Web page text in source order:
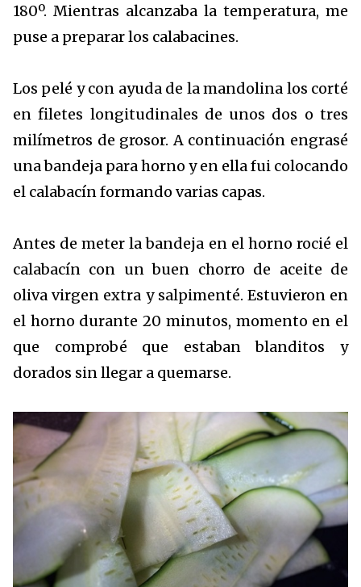
180º. Mientras alcanzaba la temperatura, me
puse a preparar los calabacines.
Los pelé y con ayuda de la mandolina los corté
en filetes longitudinales de unos dos o tres
milímetros de grosor. A continuación engrasé
una bandeja para horno y en ella fui colocando
el calabacín formando varias capas.
Antes de meter la bandeja en el horno rocié el
calabacín con un buen chorro de aceite de
oliva virgen extra y salpimenté. Estuvieron en
el horno durante 20 minutos, momento en el
que comprobé que estaban blanditos y
dorados sin llegar a quemarse.